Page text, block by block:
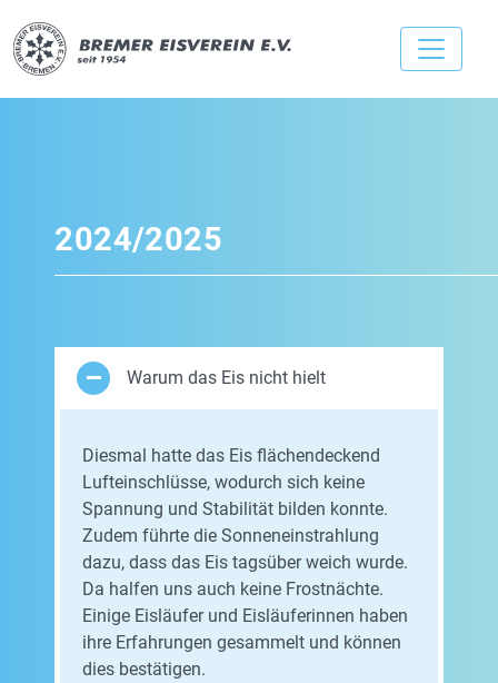
2024/2025
Warum das Eis nicht hielt
Diesmal hatte das Eis flächendeckend
Lufteinschlüsse, wodurch sich keine
Spannung und Stabilität bilden konnte.
Zudem führte die Sonneneinstrahlung
dazu, dass das Eis tagsüber weich wurde.
Da halfen uns auch keine Frostnächte.
Einige Eisläufer und Eisläuferinnen haben
ihre Erfahrungen gesammelt und können
dies bestätigen.